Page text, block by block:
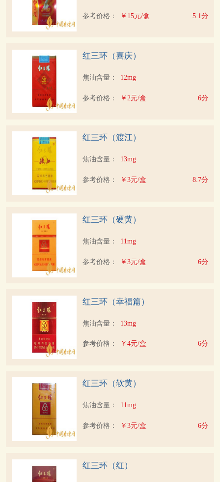
参考价格： ￥15元/盒 5.1分
红三环（喜庆）
焦油含量： 12mg
参考价格： ￥2元/盒 6分
红三环（渡江）
焦油含量： 13mg
参考价格： ￥3元/盒 8.7分
红三环（硬黄）
焦油含量： 11mg
参考价格： ￥3元/盒 6分
红三环（幸福篇）
焦油含量： 13mg
参考价格： ￥4元/盒 6分
红三环（软黄）
焦油含量： 11mg
参考价格： ￥3元/盒 6分
红三环（红）